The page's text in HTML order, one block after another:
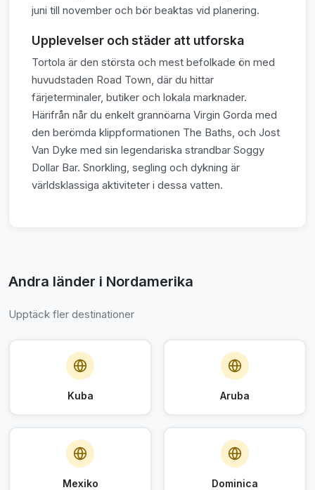
juni till november och bör beaktas vid planering.
Upplevelser och städer att utforska
Tortola är den största och mest befolkade ön med
huvudstaden Road Town, där du hittar
färjeterminaler, butiker och lokala marknader.
Härifrån når du enkelt grannöarna Virgin Gorda med
den berömda klippformationen The Baths, och Jost
Van Dyke med sin legendariska strandbar Soggy
Dollar Bar. Snorkling, segling och dykning är
världsklassiga aktiviteter i dessa vatten.
Andra länder i Nordamerika
Upptäck fler destinationer
Kuba Aruba
Mexiko Dominica